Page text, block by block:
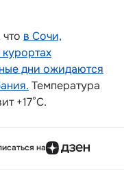
в Сочи,
дни ожидаются
Температура
+17°C.
на